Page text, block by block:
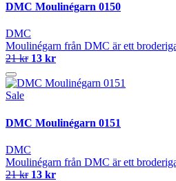
DMC Moulinégarn 0150
DMC
Moulinégarn från DMC är ett
21 kr 13 kr
Sale
DMC Moulinégarn 0151
DMC
Moulinégarn från DMC är ett
21 kr 13 kr